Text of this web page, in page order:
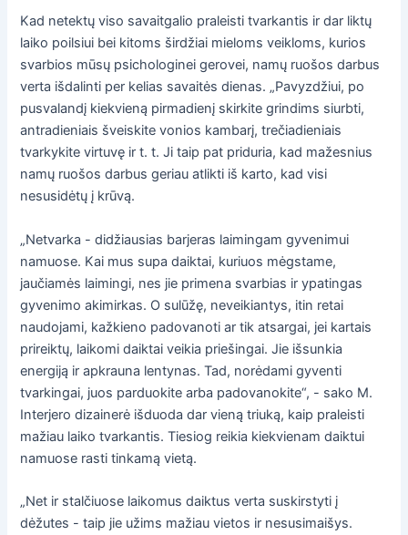
Kad netektų viso savaitgalio praleisti tvarkantis ir dar liktų
laiko poilsiui bei kitoms širdžiai mieloms veikloms, kurios
svarbios mūsų psichologinei gerovei, namų ruošos darbus
verta išdalinti per kelias savaitės dienas. „Pavyzdžiui, po
pusvalandį kiekvieną pirmadienį skirkite grindims siurbti,
antradieniais šveiskite vonios kambarį, trečiadieniais
tvarkykite virtuvę ir t. t. Ji taip pat priduria, kad mažesnius
namų ruošos darbus geriau atlikti iš karto, kad visi
nesusidėtų į krūvą.
„Netvarka - didžiausias barjeras laimingam gyvenimui
namuose. Kai mus supa daiktai, kuriuos mėgstame,
jaučiamės laimingi, nes jie primena svarbias ir ypatingas
gyvenimo akimirkas. O sulūžę, neveikiantys, itin retai
naudojami, kažkieno padovanoti ar tik atsargai, jei kartais
prireiktų, laikomi daiktai veikia priešingai. Jie išsunkia
energiją ir apkrauna lentynas. Tad, norėdami gyventi
tvarkingai, juos parduokite arba padovanokite“, - sako M.
Interjero dizainerė išduoda dar vieną triuką, kaip praleisti
mažiau laiko tvarkantis. Tiesiog reikia kiekvienam daiktui
namuose rasti tinkamą vietą.
„Net ir stalčiuose laikomus daiktus verta suskirstyti į
dėžutes - taip jie užims mažiau vietos ir nesusimaišys.